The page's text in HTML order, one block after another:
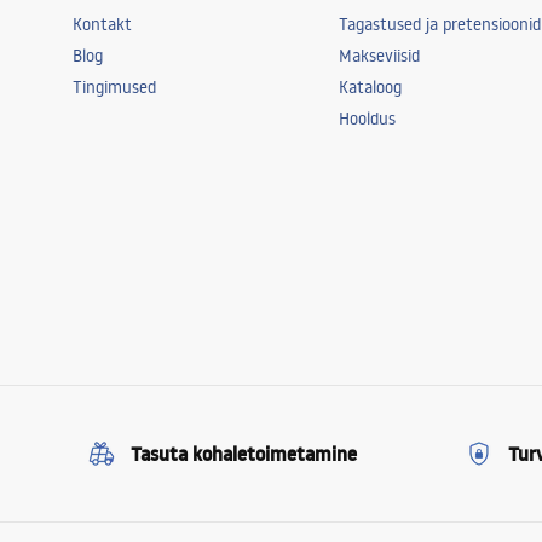
Kontakt
Blog
Tingimused
Tagastused ja pretensioonid
Makseviisid
Kataloog
Hooldus
Tasuta kohaletoimetamine